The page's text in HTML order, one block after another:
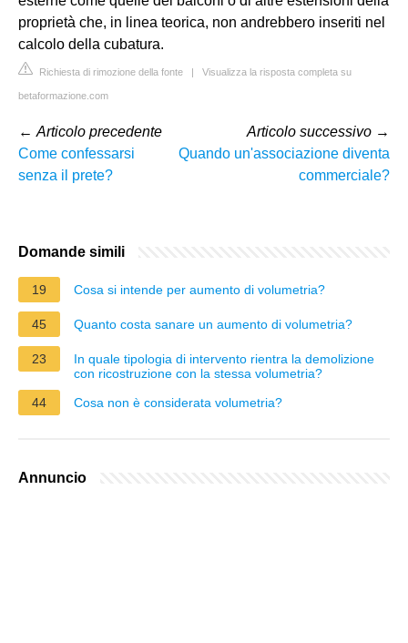
proprietà che, in linea teorica, non andrebbero inseriti nel
calcolo della cubatura.
Richiesta di rimozione della fonte | Visualizza la risposta completa su
betaformazione.com
← Articolo precedente
Come confessarsi
senza il prete?
Articolo successivo →
Quando un'associazione diventa
commerciale?
Domande simili
19 Cosa si intende per aumento di volumetria?
45 Quanto costa sanare un aumento di volumetria?
23
In quale tipologia di intervento rientra la demolizione
con ricostruzione con la stessa volumetria?
44
Cosa non è considerata volumetria?
Annuncio